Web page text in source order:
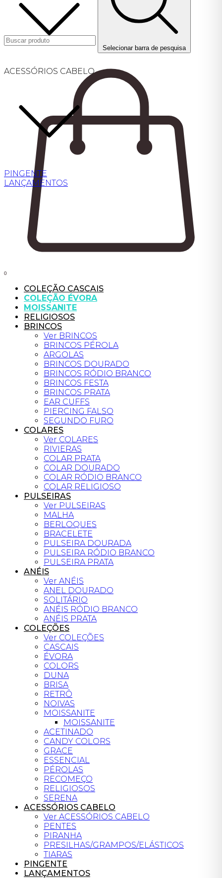
ACESSÓRIOS CABELO
PINGENTE
LANÇAMENTOS
Selecionar barra de pesquisa
0
COLEÇÃO CASCAIS
COLEÇÃO ÉVORA
MOISSANITE
RELIGIOSOS
BRINCOS
Ver BRINCOS
BRINCOS PÉROLA
ARGOLAS
BRINCOS DOURADO
BRINCOS RÓDIO BRANCO
BRINCOS FESTA
BRINCOS PRATA
EAR CUFFS
PIERCING FALSO
SEGUNDO FURO
COLARES
Ver COLARES
RIVIERAS
COLAR PRATA
COLAR DOURADO
COLAR RÓDIO BRANCO
COLAR RELIGIOSO
PULSEIRAS
Ver PULSEIRAS
MALHA
BERLOQUES
BRACELETE
PULSEIRA DOURADA
PULSEIRA RÓDIO BRANCO
PULSEIRA PRATA
ANÉIS
Ver ANÉIS
ANEL DOURADO
SOLITÁRIO
ANÉIS RÓDIO BRANCO
ANÉIS PRATA
COLEÇÕES
Ver COLEÇÕES
CASCAIS
ÉVORA
COLORS
DUNA
BRISA
RETRÔ
NOIVAS
MOISSANITE
MOISSANITE
ACETINADO
CANDY COLORS
GRACE
ESSENCIAL
PÉROLAS
RECOMEÇO
RELIGIOSOS
SERENA
ACESSÓRIOS CABELO
Ver ACESSÓRIOS CABELO
PENTES
PIRANHA
PRESILHAS/GRAMPOS/ELÁSTICOS
TIARAS
PINGENTE
LANÇAMENTOS